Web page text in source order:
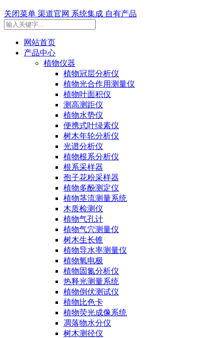
关闭菜单 渠道官网 系统集成 自有产品
网站首页
产品中心
植物仪器
植物冠层分析仪
植物光合作用测量仪
植物叶面积仪
测高测距仪
植物水势仪
便携式叶绿素仪
树木年轮分析仪
光谱分析仪
植物根系分析仪
根系采样器
孢子花粉采样器
植物多酚测定仪
植物茎流测量系统
木质检测仪
植物气孔计
植物气穴测量仪
树木生长锥
植物导水率测量仪
植物氧电极
植物固氮分析仪
热释光测量系统
植物倒伏测试仪
植物比色卡
植物荧光成像系统
凋落物水分仪
树木测径仪